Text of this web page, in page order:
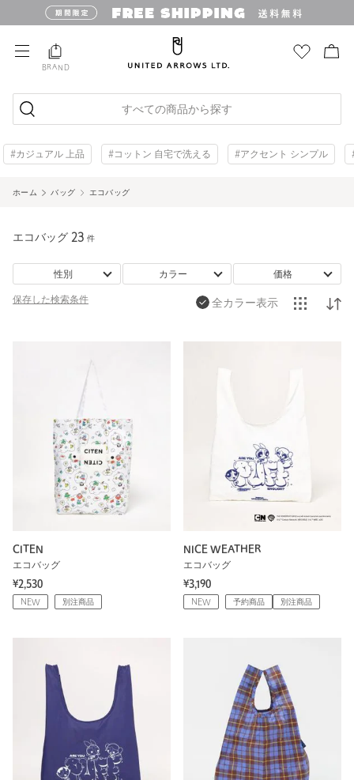
BRAND
すべての商品から探す
#カジュアル 上品 #コットン 自宅で洗える #アクセント シンプル
ホーム バッグ エコバッグ
エコバッグ 23 件
性別 カラー 価格
保存した検索条件 全カラー表示
CITEN
エコバッグ
¥2,530
NEW 別注商品
NICE WEATHER
エコバッグ
¥3,190
NEW 予約商品 別注商品